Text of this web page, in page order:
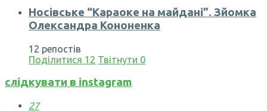
Носівське “Караоке на майдані”. Зйомка
Олександра Кононенка
12 репостів
Поділитися 12 Твітнути 0
слідкувати в instagram
27